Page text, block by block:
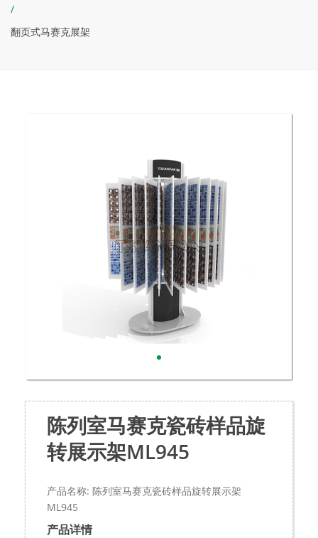
/
翻页式马赛克展架
陈列室马赛克瓷砖样品旋
转展示架ML945
产品名称: 陈列室马赛克瓷砖样品旋转展示架
ML945
产品详情